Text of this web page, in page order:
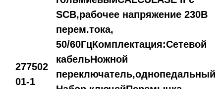
277502
01-1
SCB,рабочее напряжение 230В
перем.тока,
50/60ГцКомплектация:Сетевой
кабельНожной
переключатель,однопедальный